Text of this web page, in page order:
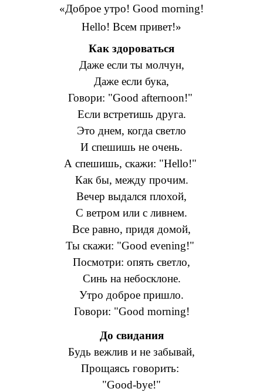
«Доброе утро! Good morning!
Hello! Всем привет!»
Как здороваться
Даже если ты молчун,
Даже если бука,
Говори: "Good afternoon!"
Если встретишь друга.
Это днем, когда светло
И спешишь не очень.
А спешишь, скажи: "Hello!"
Как бы, между прочим.
Вечер выдался плохой,
С ветром или с ливнем.
Все равно, придя домой,
Ты скажи: "Good evening!"
Посмотри: опять светло,
Синь на небосклоне.
Утро доброе пришло.
Говори: "Good morning!
До свидания
Будь вежлив и не забывай,
Прощаясь говорить:
"Good-bye!"